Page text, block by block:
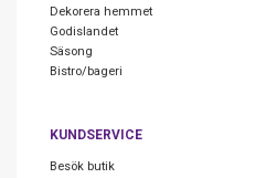
Dekorera hemmet
Godislandet
Säsong
Bistro/bageri
KUNDSERVICE
Besök butik